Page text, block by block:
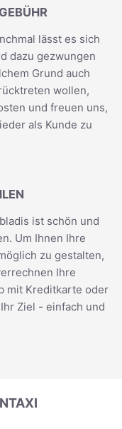
lässt es sich
dazu gezwungen
Grund auch
wollen,
und freuen uns,
als Kunde zu
ist schön und
Um Ihnen Ihre
zu gestalten,
Ihre
mit Kreditkarte oder
Ziel - einfach und